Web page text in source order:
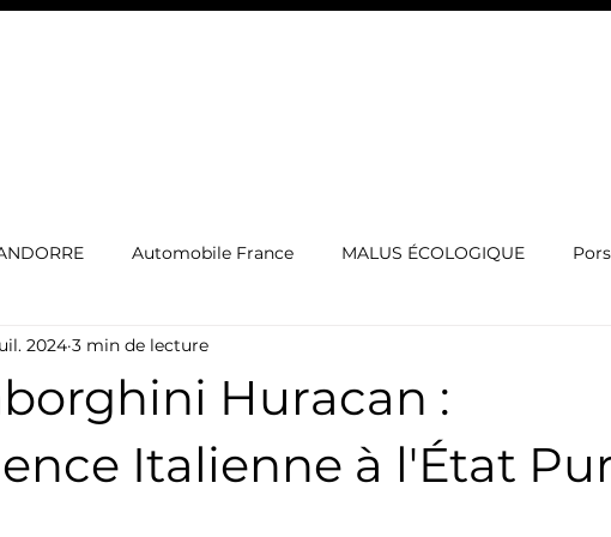
Automobile France MALUS ÉCOLOGIQUE
voiture de luxe
Voitures de sport cotxe de luxe Automòbil
Huracan :
Italienne à l'État
2024 3 min de lecture